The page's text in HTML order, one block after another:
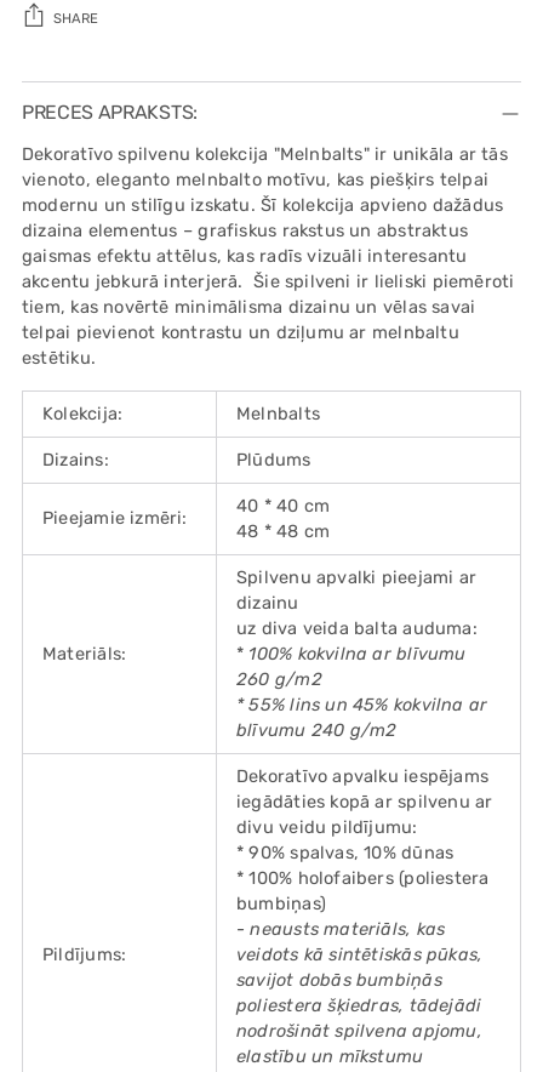
SHARE
Adding
product
your
cart
PRECES APRAKSTS:
Dekoratīvo spilvenu kolekcija "Melnbalts" ir unikāla ar tās
vienoto, eleganto melnbalto motīvu, kas piešķirs telpai
modernu un stilīgu izskatu. Šī kolekcija apvieno dažādus
dizaina elementus – grafiskus rakstus un abstraktus
gaismas efektu attēlus, kas radīs vizuāli interesantu
akcentu jebkurā interjerā. Šie spilveni ir lieliski piemēroti
tiem, kas novērtē minimālisma dizainu un vēlas savai
telpai pievienot kontrastu un dziļumu ar melnbaltu
estētiku.
Kolekcija: Melnbalts
Dizains: Plūdums
Pieejamie izmēri:
40 * 40 cm
48 * 48 cm
Materiāls:
Spilvenu apvalki pieejami ar
dizainu
uz diva veida balta auduma:
* 100% kokvilna ar blīvumu
260 g/m2
* 55% lins un 45% kokvilna ar
blīvumu 240 g/m2
Pildījums:
Dekoratīvo apvalku iespējams
iegādāties kopā ar spilvenu ar
divu veidu pildījumu:
* 90% spalvas, 10% dūnas
* 100% holofaibers (poliestera
bumbiņas)
- neausts materiāls, kas
veidots kā sintētiskās pūkas,
savijot dobās bumbiņās
poliestera šķiedras, tādejādi
nodrošināt spilvena apjomu,
elastību un mīkstumu